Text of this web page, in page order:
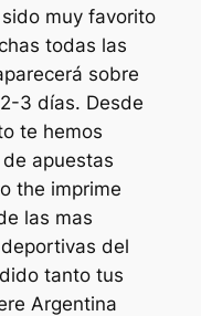
muy favorito
todas las
sobre
3 días. Desde
te hemos
apuestas
the imprime
las mas
del
tanto tus
Argentina